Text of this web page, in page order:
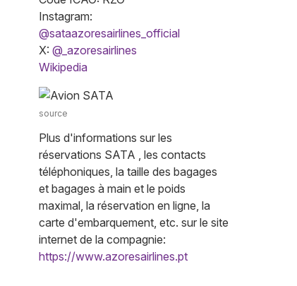
Instagram:
@sataazoresairlines_official
X: @_azoresairlines
Wikipedia
source
Plus d'informations sur les
réservations SATA , les contacts
téléphoniques, la taille des bagages
et bagages à main et le poids
maximal, la réservation en ligne, la
carte d'embarquement, etc. sur le site
internet de la compagnie:
https://www.azoresairlines.pt